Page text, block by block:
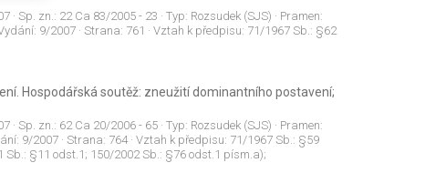
· Sp. zn.: 22 Ca 83/2005 - 23 · Typ: Rozsudek (SJS) · Pramen:
9/2007· Strana: 761 · Vztah k předpisu: 71/1967 Sb.: §62
Hospodářská soutěž: zneužití dominantního postavení;
· Sp. zn.: 62 Ca 20/2006 - 65· Typ: Rozsudek (SJS) · Pramen:
9/2007· Strana: 764· Vztah k předpisu: 71/1967 Sb.: §59
§11 odst.1; 150/2002 Sb.: §76 odst.1 písm.a);